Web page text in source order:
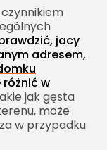
jacy
adresem,
różnić w
jak gęsta
może
w przypadku